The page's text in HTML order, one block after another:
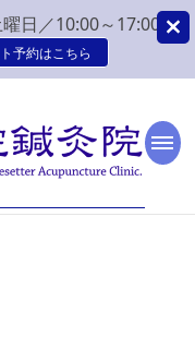
曜日／10:00～17:00
予約はこちら
肩こり
はさか
丁寧な問診、治療をさせて